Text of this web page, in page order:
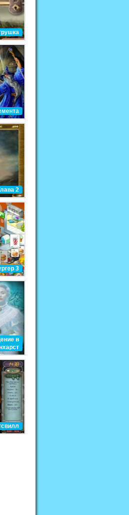
2
3
в